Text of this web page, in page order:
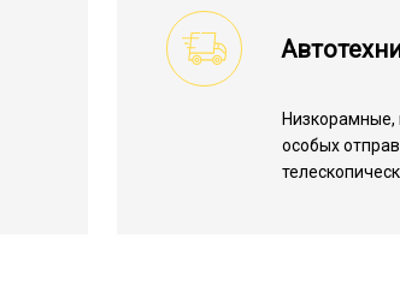
особых